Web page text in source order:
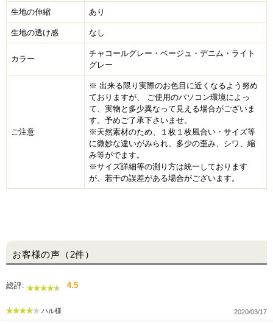
生地の伸縮 あり
生地の透け感 なし
カラー
チャコールグレー・ベージュ・デニム・ライト
グレー
ご注意
※ 出来る限り実際のお色目に近くなるよう努め
ておりますが、 ご使用のパソコン環境によっ
て、実物と多少異なって見える場合がございま
す。予めご了承下さいませ。
※天然素材のため、１枚１枚風合い・サイズ等
に微妙な違いがみられ、多少の歪み、シワ、縮
み等がでます。
※サイズ詳細等の測り方は統一しております
が、若干の誤差がある場合がございます。
お客様の声（2件）
総評: 4.5
ハル様 2020/03/17